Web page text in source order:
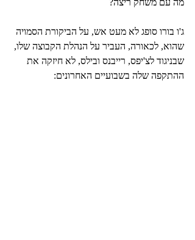
מה עם משחק ריצה?
ג'ו בורו סופג לא מעט אש, על הביקורת הסמויה
שהוא, לכאורה, העביר על הנהלת הקבוצה שלו,
שבניגוד לצ'יפס, רייבנס ובילס, לא חיזקה את
ההתקפה שלה בשבועיים האחרונים: